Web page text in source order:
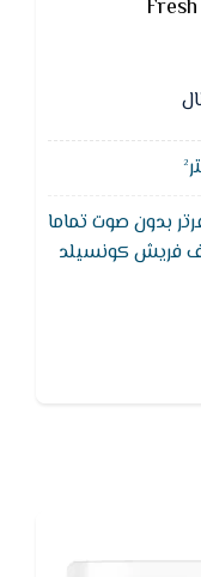
بدون صوت تماما
فريش كونسيلد
الهواء